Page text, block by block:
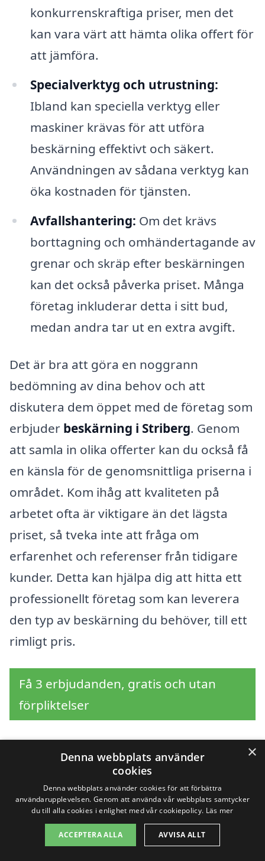
konkurrenskraftiga priser, men det
kan vara värt att hämta olika offert för
att jämföra.
Specialverktyg och utrustning:
Ibland kan speciella verktyg eller
maskiner krävas för att utföra
beskärning effektivt och säkert.
Användningen av sådana verktyg kan
öka kostnaden för tjänsten.
Avfallshantering: Om det krävs
borttagning och omhändertagande av
grenar och skräp efter beskärningen
kan det också påverka priset. Många
företag inkluderar detta i sitt bud,
medan andra tar ut en extra avgift.
Det är bra att göra en noggrann
bedömning av dina behov och att
diskutera dem öppet med de företag som
erbjuder beskärning i Striberg. Genom
att samla in olika offerter kan du också få
en känsla för de genomsnittliga priserna i
området. Kom ihåg att kvaliteten på
arbetet ofta är viktigare än det lägsta
priset, så tveka inte att fråga om
erfarenhet och referenser från tidigare
kunder. Detta kan hjälpa dig att hitta ett
professionellt företag som kan leverera
den typ av beskärning du behöver, till ett
rimligt pris.
Få 3 erbjudanden, gratis och utan
förpliktelser
Sök efter en
professionell för
beskärning i andra
städer nära Striberg
×
Denna webbplats använder
cookies
Denna webbplats använder cookies för att förbättra
användarupplevelsen. Genom att använda vår webbplats samtycker
du till alla cookies i enlighet med vår cookiepolicy. Läs mer
ACCEPTERA ALLA AVVISA ALLT